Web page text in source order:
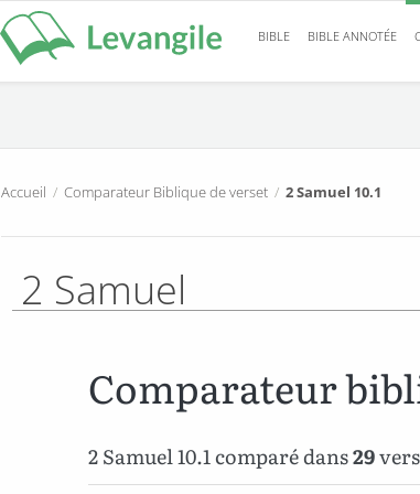
BIBLE BIBLE ANNOTÉE
Accueil / Comparateur Biblique de verset / 2 Samuel 10.1
2 Samuel
Comparateur
2 Samuel 10.1 comparé dans29